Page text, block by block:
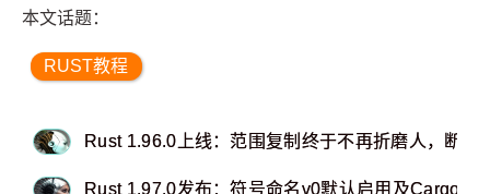
本文话题：
RUST教程
Rust 1.96.0上线：范围复制终于不再折磨人，断言
Rust 1.97.0发布：符号命名v0默认启用及Cargo警